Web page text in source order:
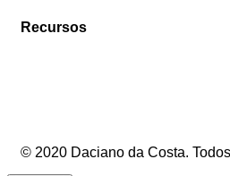
Recursos
© 2020 Daciano da Costa.